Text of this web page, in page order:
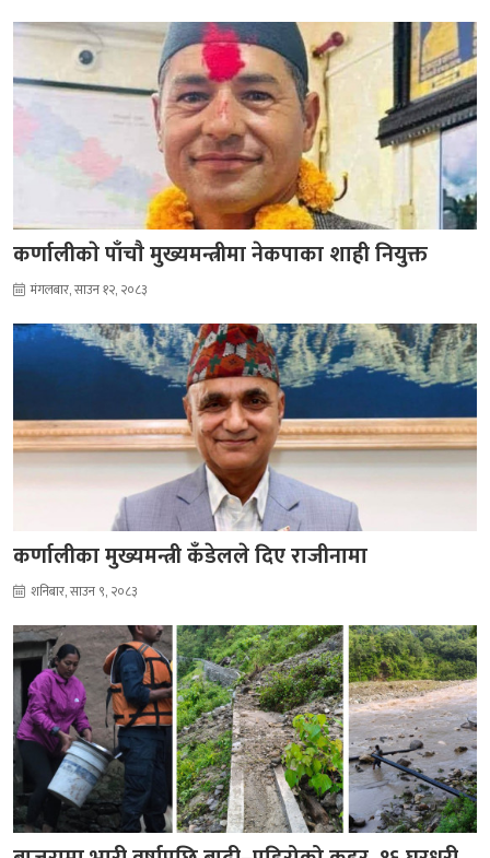
कर्णालीकाे पाँचाै मुख्यमन्त्रीमा नेकपाका शाही नियुक्त
मंगलबार, साउन १२, २०८३
कर्णालीका मुख्यमन्त्री कँडेलले दिए राजीनामा
शनिबार, साउन ९, २०८३